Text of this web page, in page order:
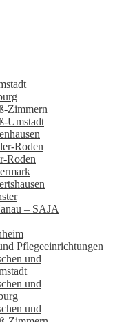
Zimmern
Umstadt
Roden
Roden
– SAJA
Pflegeeinrichtungen
und
und
und